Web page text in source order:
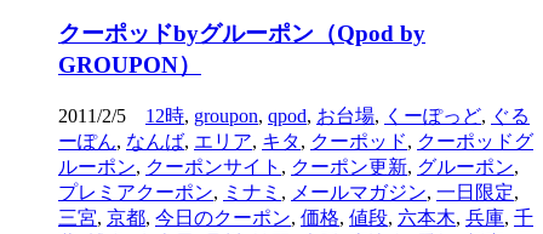
クーポッドbyグルーポン（Qpod by
GROUPON）
2011/2/5 12時, groupon, qpod, お台場, くーぽっど, ぐる
ーぽん, なんば, エリア, キタ, クーポッド, クーポッドグ
ルーポン, クーポンサイト , クーポン更新, グルーポン,
プレミアクーポン, ミナミ , メールマガジン, 一日限定,
三宮, 京都, 今日のクーポン, 価格, 値段, 六本木, 兵庫, 千